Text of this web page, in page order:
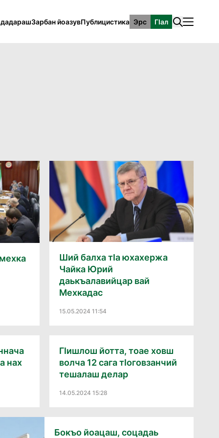
Зарбан йоазувПублицистика Эрс ГӀал
Ший балха тӀа юхахержа
Чайка Юрий
даькъалавийцар вай
Мехкадас
15.05.2024 11:54
нах
ГӀишлош йотта, тоае ховш
волча 12 сага тӀоговзанчий
тешалаш делар
14.05.2024 15:28
Бокъо йоацаш, соцадаь